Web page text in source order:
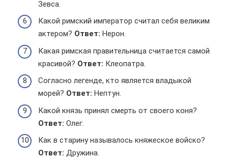
Зевса.
Какой римский император считал себя великим
актером? Ответ: Нерон.
Какая римская правительница считается самой
красивой? Ответ: Клеопатра.
Согласно легенде, кто является владыкой
морей? Ответ: Нептун.
Какой князь принял смерть от своего коня?
Ответ: Олег.
Как в старину называлось княжеское войско?
Ответ: Дружина.